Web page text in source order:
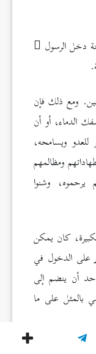
دخل الرسول
ومع ذلك فإن
الدماء، أو أن
ويسامحه،
ومظالمهم
وشنوا
كان يمكن
على الدخول في
أن ينضم إلى
بالمثل على ما